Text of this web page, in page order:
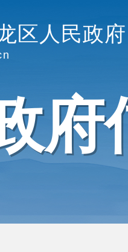
区人民政府
府